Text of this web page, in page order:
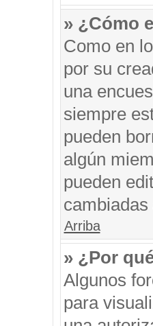
» ¿Cómo
Como en
por su
una
siempre
pueden
algún
pueden
Arriba
» ¿Por
Algunos
para